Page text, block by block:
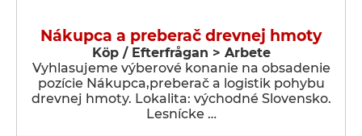
Nákupca a preberač drevnej hmoty
Köp / Efterfrågan > Arbete
Vyhlasujeme výberové konanie na obsadenie
pozície Nákupca,preberač a logistik pohybu
drevnej hmoty. Lokalita: východné Slovensko.
Lesnícke …